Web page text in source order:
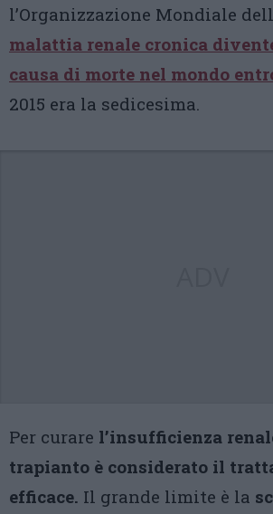
l’Organizzazione Mondiale
malattia renale cronica
causa di morte nel mondo
2015 era la sedicesima.
Per curare l’insufficienza
trapianto è considerato il
efficace. Il grande limite è la